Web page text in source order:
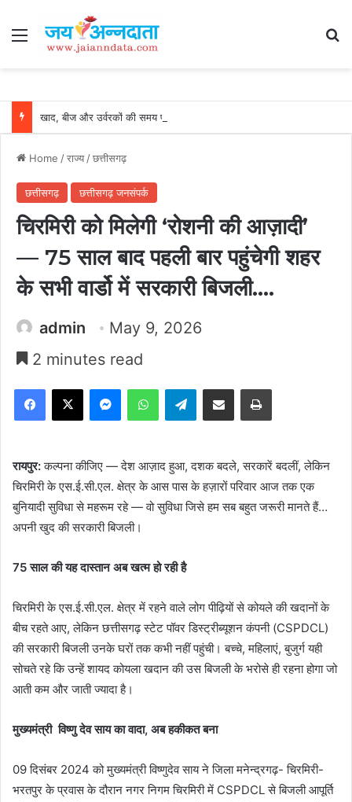
Menu
Home /राज्य/छत्तीसगढ़
छत्तीसगढ़ छत्तीसगढ़ जनसंपर्क
चिरमिरी को मिलेगी ‘रोशनी की आज़ादी’
— 75 साल बाद पहली बार पहुंचेगी शहर
के सभी वार्डो में सरकारी बिजली….
admin
May 9, 2026
2 minutes read
Facebook
X MessengerWhatsAppTelegramShare via Email Print
रायपुर:कल्पना कीजिए — देश आज़ाद हुआ, दशक बदले, सरकारें बदलीं, लेकिन
चिरमिरी के एस.ई.सी.एल. क्षेत्र के आस पास के हज़ारों परिवार आज तक एक
बुनियादी सुविधा से महरूम रहे — वो सुविधा जिसे हम सब बहुत जरूरी मानते हैं…
अपनी खुद की सरकारी बिजली।
75 साल की यह दास्तान अब खत्म हो रही है
चिरमिरी के एस.ई.सी.एल. क्षेत्र में रहने वाले लोग पीढ़ियों से कोयले की खदानों के
बीच रहते आए, लेकिन छत्तीसगढ़ स्टेट पॉवर डिस्ट्रीब्यूशन कंपनी (CSPDCL)
की सरकारी बिजली उनके घरों तक कभी नहीं पहुंची। बच्चे, महिलाएं, बुजुर्ग यही
सोचते रहे कि उन्हें शायद कोयला खदान की उस बिजली के भरोसे ही रहना होगा जो
आती कम और जाती ज्यादा है।
मुख्यमंत्री विष्णु देव साय का वादा, अब हकीकत बना
09 दिसंबर 2024 को मुख्यमंत्री विष्णुदेव साय ने जिला मनेन्द्रगढ़- चिरमिरी-
भरतपुर के प्रवास के दौरान नगर निगम चिरमिरी में CSPDCL से बिजली आपूर्ति